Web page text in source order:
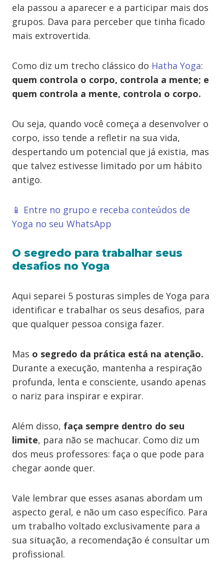
ela passou a aparecer e a participar mais dos
grupos. Dava para perceber que tinha ficado
mais extrovertida.
Como diz um trecho clássico do Hatha Yoga:
quem controla o corpo, controla a mente; e
quem controla a mente, controla o corpo.
Ou seja, quando você começa a desenvolver o
corpo, isso tende a refletir na sua vida,
despertando um potencial que já existia, mas
que talvez estivesse limitado por um hábito
antigo.
📱 Entre no grupo e receba conteúdos de
Yoga no seu WhatsApp
O segredo para trabalhar seus
desafios no Yoga
Aqui separei 5 posturas simples de Yoga para
identificar e trabalhar os seus desafios, para
que qualquer pessoa consiga fazer.
Mas o segredo da prática está na atenção.
Durante a execução, mantenha a respiração
profunda, lenta e consciente, usando apenas
o nariz para inspirar e expirar.
Além disso, faça sempre dentro do seu
limite, para não se machucar. Como diz um
dos meus professores: faça o que pode para
chegar aonde quer.
Vale lembrar que esses asanas abordam um
aspecto geral, e não um caso específico. Para
um trabalho voltado exclusivamente para a
sua situação, a recomendação é consultar um
profissional.